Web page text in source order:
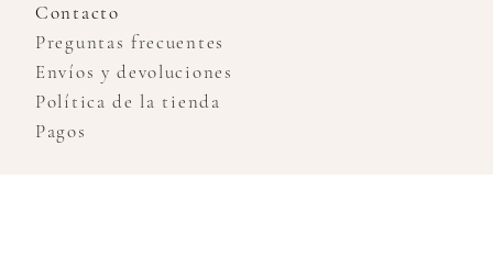
Contacto
Preguntas frecuentes
Envíos y devoluciones
Política de la tienda
Pagos